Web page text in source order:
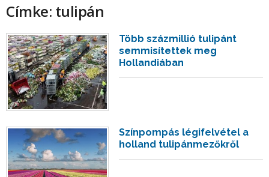
Címke: tulipán
Több százmillió tulipánt
semmisítettek meg
Hollandiában
Színpompás légifelvétel a
holland tulipánmezőkről